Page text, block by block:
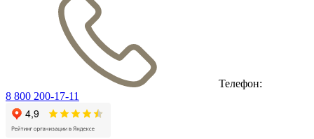
Телефон:
8 800 200-17-11